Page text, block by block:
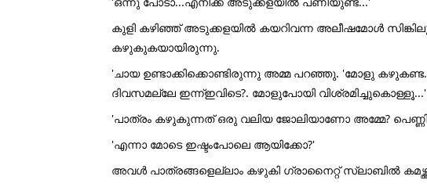
കുളി കഴിഞ്ഞ് അടുക്കളയിൽ കയറിവന്ന അലീഷമോൾ
കഴുകുകയായിരുന്നു.
'ചായ ഉണ്ടാക്കിക്കൊണ്ടിരുന്നു അമ്മ പറഞ്ഞു. 'മോളു
ദിവസമല്ലേ ഇന്ന്ഇവിടെ?. മോളുപോയി വിശ്രമിച്ചുകൊള്ളൂ...'
'പാത്രം കഴുകുന്നത് ഒരു വലിയ ജോലിയാണോ അമ്മേ?
'എന്നാ മോടെ ഇഷ്ടംപോലെ ആയിക്കോ?'
അവൾ പാത്രങ്ങളെല്ലാം കഴുകി ഗ്രാനൈറ്റ് സ്ലാബിൽ